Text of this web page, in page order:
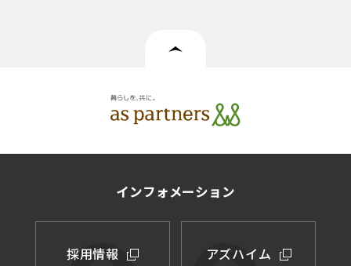
インフォメーション
採用情報 アズハイム